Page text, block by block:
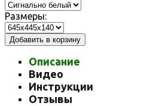
Размеры:
Добавить в корзину
Описание
Видео
Инструкции
Отзывы